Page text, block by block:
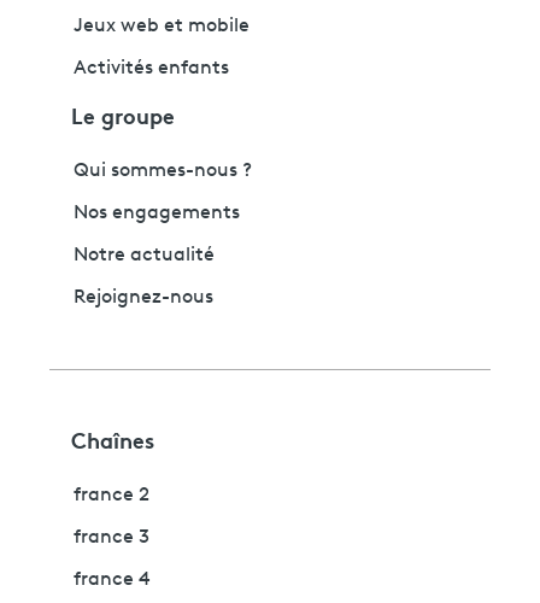
Jeux web et mobile
Activités enfants
Le groupe
Qui sommes-nous ?
Nos engagements
Notre actualité
Rejoignez-nous
Chaînes
france 2
france 3
france 4